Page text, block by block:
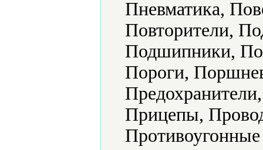
Пневматика,
Повторители,
Подшипники,
Пороги,
Прицепы,